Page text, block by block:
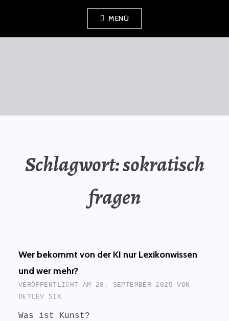
springen
MENÜ
Schlagwort:sokratisch
fragen
Wer bekommt von der KI nur Lexikonwissen
und wer mehr?
VERÖFFENTLICHT AM 28. SEPTEMBER 2025 VON
DETLEV SIX
Was ist Kunst?